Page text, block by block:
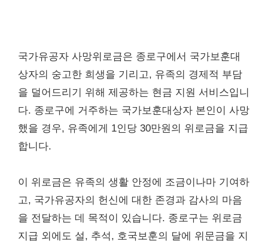
국가유공자 사망위로금은 종로구에서 국가보훈대
상자의 숭고한 희생을 기리고, 유족의 경제적 부담
을 덜어드리기 위해 제공하는 현금 지원 서비스입니
다. 종로구에 거주하는 국가보훈대상자 본인이 사망
했을 경우, 유족에게 1인당 30만원의 위로금을 지급
합니다.
이 위로금은 유족의 생활 안정에 조금이나마 기여하
고, 국가유공자의 헌신에 대한 존경과 감사의 마음
을 전달하는 데 목적이 있습니다. 종로구는 위로금
지급 외에도 설, 추석, 호국보훈의 달에 위문금을 지